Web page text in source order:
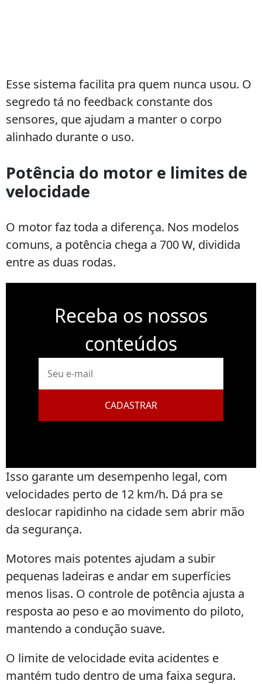
Esse sistema facilita pra quem nunca usou. O
segredo tá no feedback constante dos
sensores, que ajudam a manter o corpo
alinhado durante o uso.
Potência do motor e limites de
velocidade
O motor faz toda a diferença. Nos modelos
comuns, a potência chega a 700 W, dividida
entre as duas rodas.
Receba os nossos
conteúdos
mail
CADASTRAR
Isso garante um desempenho legal, com
velocidades perto de 12 km/h. Dá pra se
deslocar rapidinho na cidade sem abrir mão
da segurança.
Motores mais potentes ajudam a subir
pequenas ladeiras e andar em superfícies
menos lisas. O controle de potência ajusta a
resposta ao peso e ao movimento do piloto,
mantendo a condução suave.
O limite de velocidade evita acidentes e
mantém tudo dentro de uma faixa segura.